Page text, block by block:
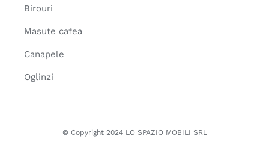
Birouri
Masute cafea
Canapele
Oglinzi
© Copyright 2024 LO SPAZIO MOBILI SRL